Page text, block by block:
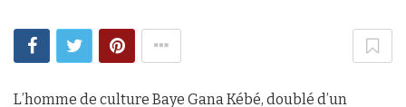
L’homme de culture Baye Gana Kébé, doublé d’un